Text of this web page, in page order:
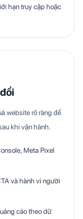
hạn truy cập hoặc
website rõ ràng để
khi vận hành.
Meta Pixel
và hành vi người
cáo theo dữ